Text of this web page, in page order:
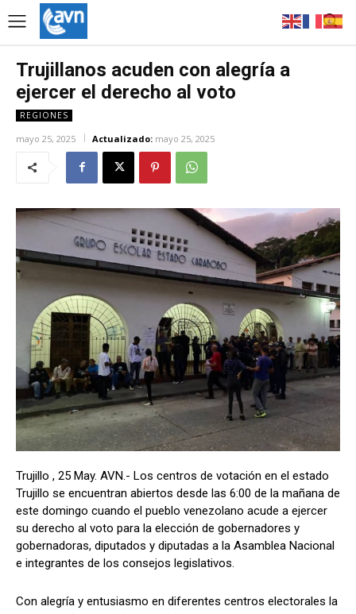
Trujillanos acuden con alegría a
ejercer el derecho al voto
REGIONES
mayo 25, 2025 Actualizado: mayo 25, 2025
Trujillo , 25 May. AVN.- Los centros de votación en el estado
Trujillo se encuentran abiertos desde las 6:00 de la mañana de
este domingo cuando el pueblo venezolano acude a ejercer
su derecho al voto para la elección de gobernadores y
gobernadoras, diputados y diputadas a la Asamblea Nacional
e integrantes de los consejos legislativos.
Con alegría y entusiasmo en diferentes centros electorales la